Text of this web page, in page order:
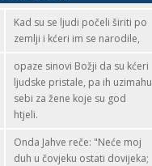
Kad su se ljudi počeli širiti po
zemlji i kćeri im se narodile,
opaze sinovi Božji da su kćeri
ljudske pristale, pa ih uzimahu
sebi za žene koje su god
htjeli.
Onda Jahve reče: "Neće moj
duh u čovjeku ostati dovijeka;